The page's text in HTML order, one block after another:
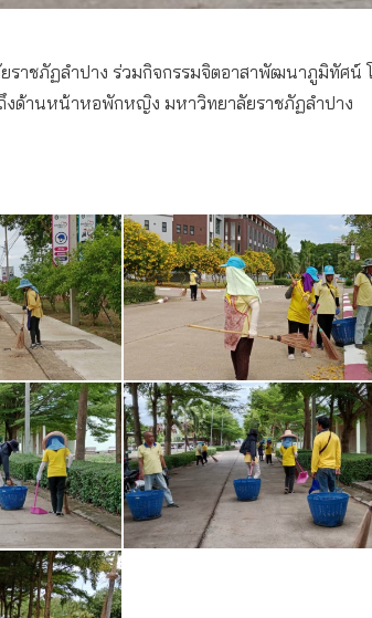
ชภัฏลำปาง ร่วมกิจกรรมจิตอาสาพัฒนาภูมิทัศน์ โ
ถึงด้านหน้าหอพักหญิง มหาวิทยาลัยราชภัฏลำปาง